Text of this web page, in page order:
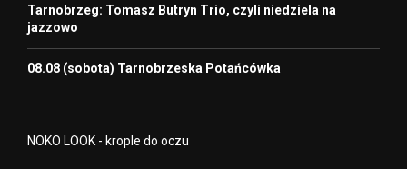
Tarnobrzeg: Tomasz Butryn Trio, czyli niedziela na
jazzowo
08.08 (sobota) Tarnobrzeska Potańcówka
NOKO LOOK - krople do oczu